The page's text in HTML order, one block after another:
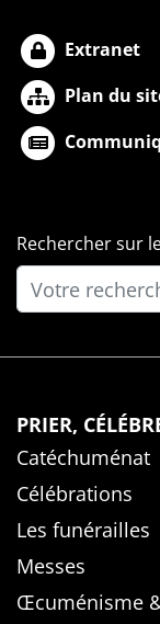
Extranet
Plan du
Rechercher sur
PRIER,
Catéchuménat
Célébrations
Les funérailles
Messes
Œcuménisme